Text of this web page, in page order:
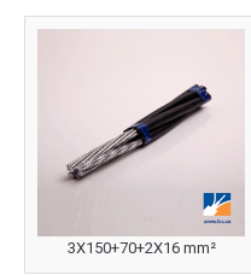
3X150+70+2X16 mm²